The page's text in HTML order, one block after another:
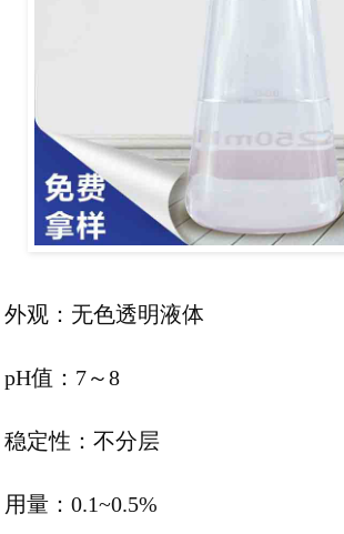
外观：无色透明液体
pH值：7～8
稳定性：不分层
用量：0.1~0.5%